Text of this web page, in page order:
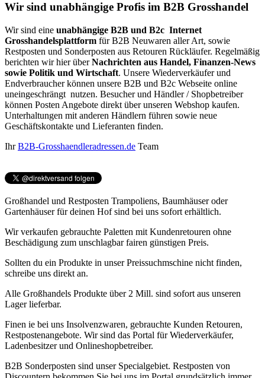
Wir sind unabhängige Profis im B2B Grosshandel
Wir sind eine unabhängige B2B und B2c Internet
Grosshandelsplattform für B2B Neuwaren aller Art, sowie
Restposten und Sonderposten aus Retouren Rückläufer. Regelmäßig
berichten wir hier überNachrichten aus Handel, Finanzen-News
sowie Politik und Wirtschaft. Unsere Wiederverkäufer und
Endverbraucher können unsere B2B und B2c Webseite online
uneingeschrängt nutzen. Besucher und Händler / Shopbetreiber
können Posten Angebote direkt über unseren Webshop kaufen.
Unterhaltungen mit anderen Händlern führen sowie neue
Geschäftskontakte und Lieferanten finden.
IhrB2B-Grosshaendleradressen.de Team
Großhandel und Restposten Trampoliens, Baumhäuser oder
Gartenhäuser für deinen Hof sind bei uns sofort erhältlich.
Wir verkaufen gebrauchte Paletten mit Kundenretouren ohne
Beschädigung zum unschlagbar fairen günstigen Preis.
Sollten du ein Produkte in unser Preissuchmschine nicht finden,
schreibe uns direkt an.
Alle Großhandels Produkte über 2 Mill. sind sofort aus unseren
Lager lieferbar.
Finen ie bei uns Insolvenzwaren, gebrauchte Kunden Retouren,
Restpostenangebote. Wir sind das Portal für Wiederverkäufer,
Ladenbesitzer und Onlineshopbetreiber.
B2B Sonderposten sind unser Specialgebiet. Restposten von